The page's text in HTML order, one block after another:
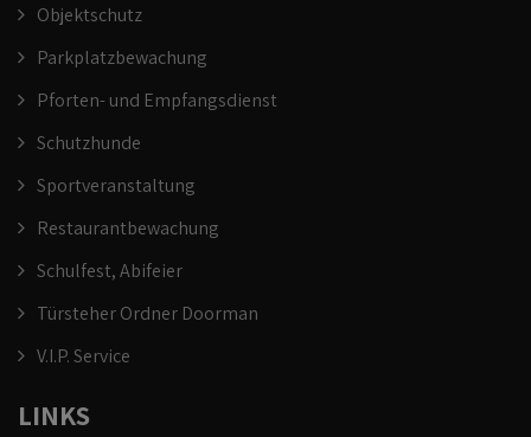
Objektschutz
Parkplatzbewachung
Pforten- und Empfangsdienst
Schutzhunde
Sportveranstaltung
Restaurantbewachung
Schulfest, Abifeier
Türsteher Ordner Doorman
V.I.P. Service
LINKS